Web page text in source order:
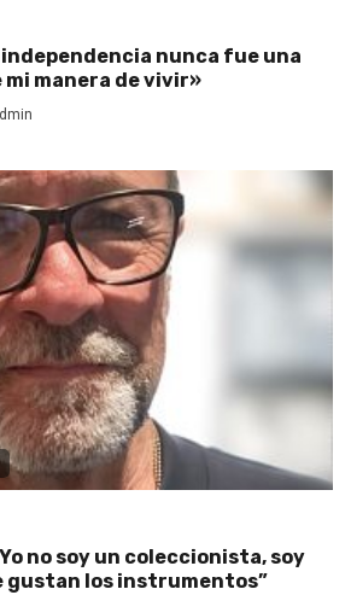
nunca fue una
manera de vivir»
no soy un coleccionista, soy
gustan los instrumentos”